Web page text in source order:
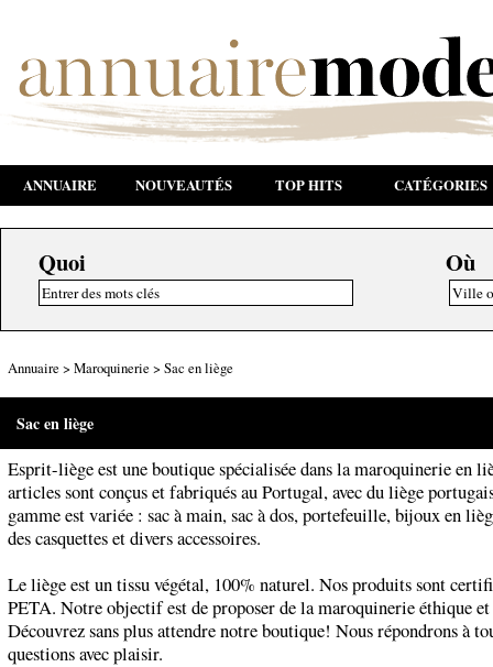
ANNUAIRE NOUVEAUTÉS TOP HITS CATÉGORIES
Quoi Où
Annuaire > Maroquinerie > Sac en liège
Sac en liège
Esprit-liège est une boutique spécialisée dans la maroquinerie en
articles sont conçus et fabriqués au Portugal, avec du liège
gamme est variée : sac à main, sac à dos, portefeuille, bijoux en
des casquettes et divers accessoires.
Le liège est un tissu végétal, 100% naturel. Nos produits sont
PETA. Notre objectif est de proposer de la maroquinerie éthique
Découvrez sans plus attendre notre boutique! Nous répondrons à
questions avec plaisir.